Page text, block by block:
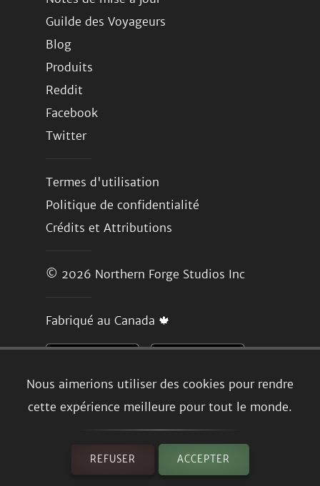
Nous aimerions utiliser des cookies pour rendre
cette expérience meilleure pour tout le monde.
REFUSER ACCEPTER
Guilde des Voyageurs
Blog
Produits
Reddit
Facebook
Twitter
Termes d'utilisation
Politique de confidentialité
Crédits et Attributions
© 2026 Northern Forge Studios Inc
Fabriqué au Canada 🍁